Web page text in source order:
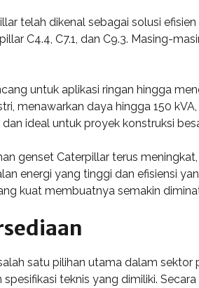
telah dikenal sebagai solusi
C4.4, C7.1, dan C9.3. Masing-
untuk aplikasi ringan hingga
menawarkan daya hingga 150
ideal untuk proyek konstruksi
genset Caterpillar terus
energi yang tinggi dan efisiensi
kuat membuatnya semakin
satu pilihan utama dalam sektor
teknis yang dimiliki.